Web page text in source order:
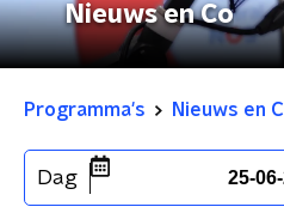
Nieuws en Co
Programma's Nieuws en
Dag 25-